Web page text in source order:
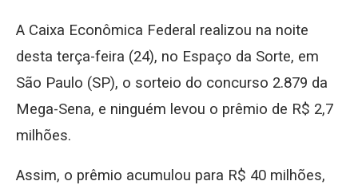
A Caixa Econômica Federal realizou na noite
desta terça-feira (24), no Espaço da Sorte, em
São Paulo (SP), o sorteio do concurso 2.879 da
Mega-Sena, e ninguém levou o prêmio de R$ 2,7
milhões.
Assim, o prêmio acumulou para R$ 40 milhões,